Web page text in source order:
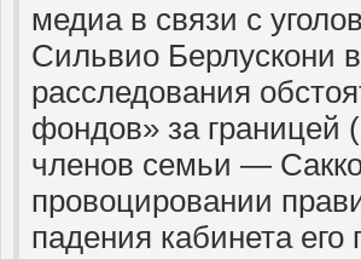
медиа в связи с
Сильвио Берлускони
расследования
фондов» за границей
членов семьи —
провоцировании
падения кабинета